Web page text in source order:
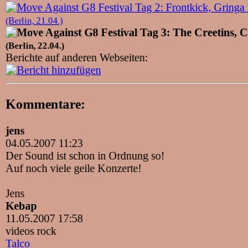
(Berlin, 21.04.)
(Berlin, 22.04.)
Berichte auf anderen Webseiten:
Kommentare:
jens
04.05.2007 11:23
Der Sound ist schon in Ordnung so!
Auf noch viele geile Konzerte!
Jens
Kebap
11.05.2007 17:58
videos rock
Talco